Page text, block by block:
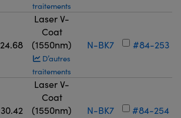
traitements
24.68
Laser V-
Coat
(1550nm)
D’autres
traitements
N-BK7 #84-253
30.42
Laser V-
Coat
(1550nm)
N-BK7 #84-254